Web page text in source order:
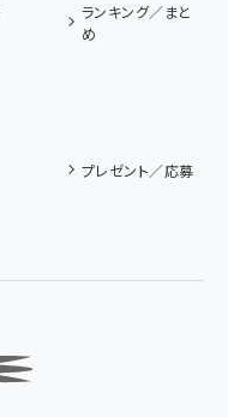
ランキング／まと
め
プレゼント／応募